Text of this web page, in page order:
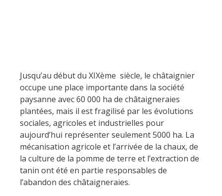
Goutrens
Le musée de la forge à
Belcastel
Artistes et artisans d'art
La gastronomie
locale
La chataîgne
Les vignes
Jusqu’au début du XIXème siècle, le châtaignier
occupe une place importante dans la société
paysanne avec 60 000 ha de châtaigneraies
plantées, mais il est fragilisé par les évolutions
sociales, agricoles et industrielles pour
aujourd’hui représenter seulement 5000 ha. La
mécanisation agricole et l’arrivée de la chaux, de
la culture de la pomme de terre et l’extraction de
tanin ont été en partie responsables de
l’abandon des châtaigneraies.